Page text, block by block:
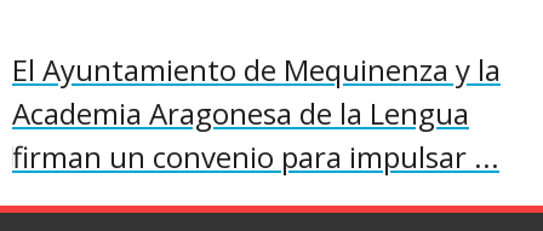
El Ayuntamiento de Mequinenza y la
Academia Aragonesa de la Lengua
firman un convenio para impulsar ...